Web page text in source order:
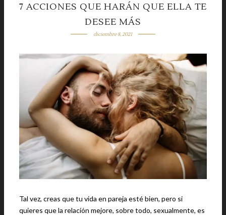
7 ACCIONES QUE HARÁN QUE ELLA TE
DESEE MÁS
diciembre 8, 2021
Tal vez, creas que tu vida en pareja esté bien, pero si
quieres que la relación mejore, sobre todo, sexualmente, es